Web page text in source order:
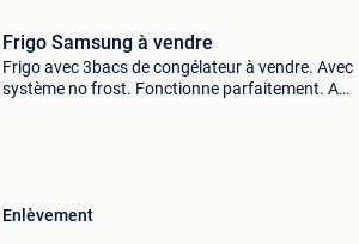
Frigo Samsung à vendre
Frigo avec 3bacs de congélateur à vendre. Avec
système no frost. Fonctionne parfaitement. A
Enlèvement